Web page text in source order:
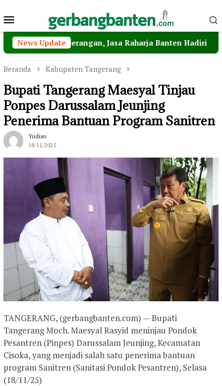
ke
Menu
Mobile
News UpdateJasa Raharja Banten Hadiri Peresmian
Beranda Kabupaten Tangerang
Bupati Tangerang Maesyal Tinjau
Ponpes Darussalam Jeunjing
Penerima Bantuan Program Sanitren
Yudian
18/11/2025
TANGERANG, (gerbangbanten.com) — Bupati
Tangerang Moch. Maesyal Rasyid meninjau Pondok
Pesantren (Pinpes) Darussalam Jeunjing, Kecamatan
Cisoka, yang menjadi salah satu penerima bantuan
program Sanitren (Sanitasi Pondok Pesantren), Selasa
(18/11/25)